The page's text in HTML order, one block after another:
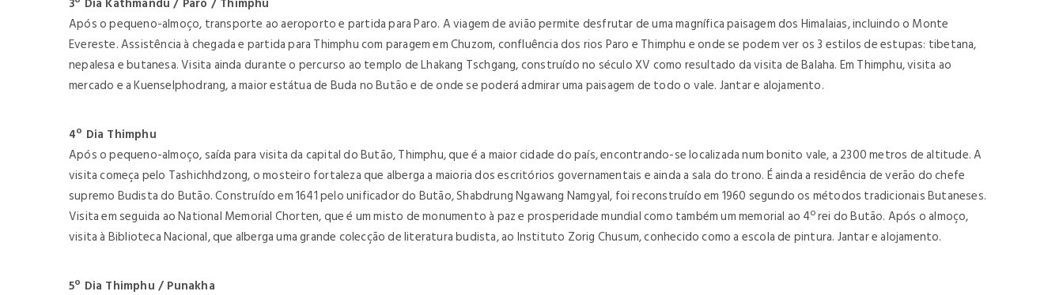
Após o pequeno-almoço, transporte ao aeroporto e partida para Paro. A viagem de avião permite desfrutar de uma magnífica paisagem dos Himalaias, incluindo o Monte
Evereste. Assistência à chegada e partida para Thimphu com paragem em Chuzom, confluência dos rios Paro e Thimphu e onde se podem ver os 3 estilos de estupas: tibetana,
nepalesa e butanesa. Visita ainda durante o percurso ao templo de Lhakang Tschgang, construído no século XV como resultado da visita de Balaha. Em Thimphu, visita ao
mercado e a Kuenselphodrang, a maior estátua de Buda no Butão e de onde se poderá admirar uma paisagem de todo o vale. Jantar e alojamento.
4º Dia Thimphu
Após o pequeno-almoço, saída para visita da capital do Butão, Thimphu, que é a maior cidade do país, encontrando-se localizada num bonito vale, a 2300 metros de altitude. A
visita começa pelo Tashichhdzong, o mosteiro fortaleza que alberga a maioria dos escritórios governamentais e ainda a sala do trono. É ainda a residência de verão do chefe
supremo Budista do Butão. Construído em 1641 pelo unificador do Butão, Shabdrung Ngawang Namgyal, foi reconstruído em 1960 segundo os métodos tradicionais Butaneses.
Visita em seguida ao National Memorial Chorten, que é um misto de monumento à paz e prosperidade mundial como também um memorial ao 4º rei do Butão. Após o almoço,
visita à Biblioteca Nacional, que alberga uma grande colecção de literatura budista, ao Instituto Zorig Chusum, conhecido como a escola de pintura. Jantar e alojamento.
5º Dia Thimphu / Punakha